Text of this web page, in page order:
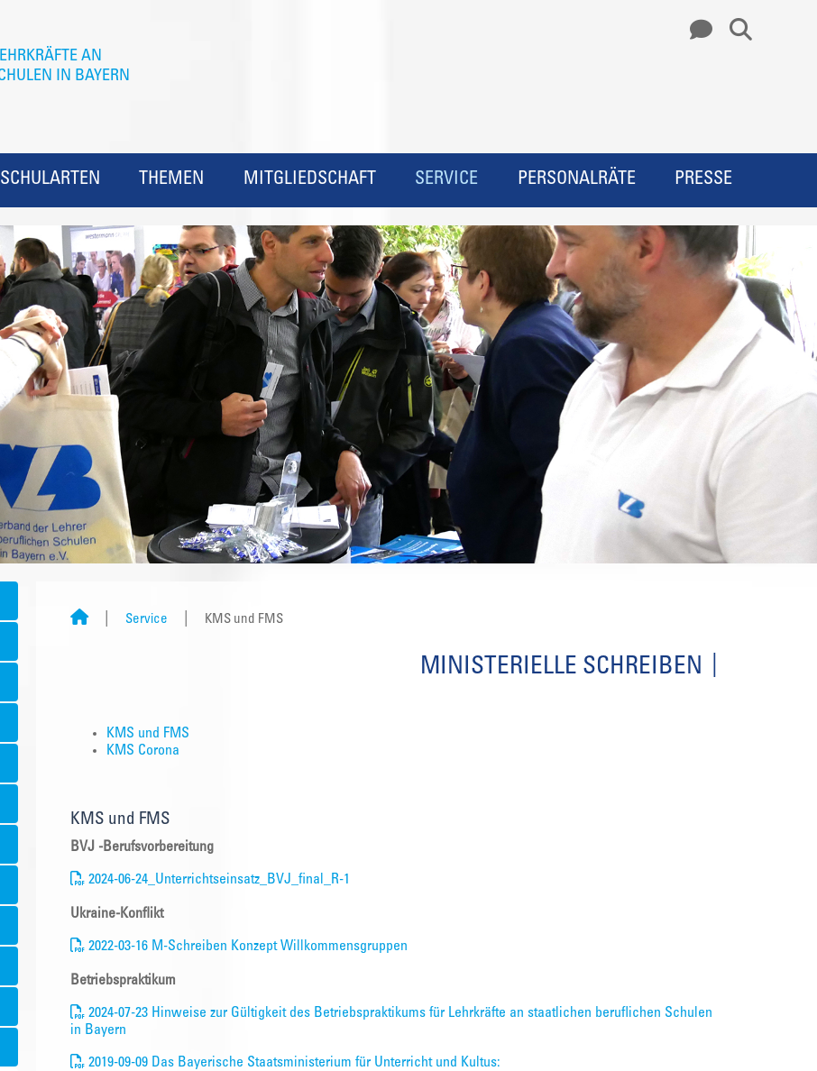
SCHULARTEN THEMEN MITGLIEDSCHAFT SERVICE PERSONALRÄTE PRESSE
Service KMS und FMS
MINISTERIELLE SCHREIBEN
KMS und FMS
KMS Corona
KMS und FMS
BVJ -Berufsvorbereitung
2024-06-24_Unterrichtseinsatz_BVJ_final_R-1
Ukraine-Konflikt
2022-03-16 M-Schreiben Konzept Willkommensgruppen
Betriebspraktikum
2024-07-23 Hinweise zur Gültigkeit des Betriebspraktikums für Lehrkräfte an staatlichen beruflichen Schulen
in Bayern
2019-09-09 Das Bayerische Staatsministerium für Unterricht und Kultus: